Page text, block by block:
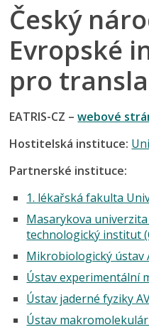
Český
Evropské
pro
EATRIS-CZ –webové
Hostitelská instituce:
Partnerské instituce:
1. lékařská fakulta
Masarykova
technologický institut
Mikrobiologický ústav
Ústav experimentální
Ústav jaderné fyziky AV
Ústav